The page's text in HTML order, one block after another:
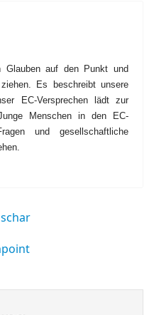
Glauben auf den Punkt und
Es beschreibt unsere
EC-Versprechen lädt zur
Menschen in den EC-
und gesellschaftliche